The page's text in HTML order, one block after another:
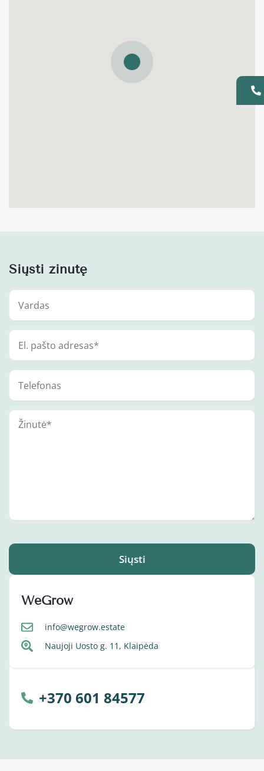
Siųsti žinutę
Siųsti
WeGrow
info@wegrow.estate
Naujoji Uosto g. 11, Klaipėda
+370 601 84577